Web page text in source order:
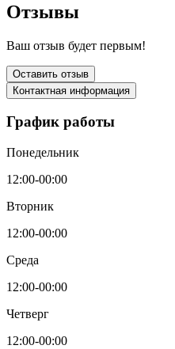
Отзывы
Ваш отзыв будет первым!
Оставить отзыв
Контактная информация
График работы
Понедельник
12:00-00:00
Вторник
12:00-00:00
Среда
12:00-00:00
Четверг
12:00-00:00